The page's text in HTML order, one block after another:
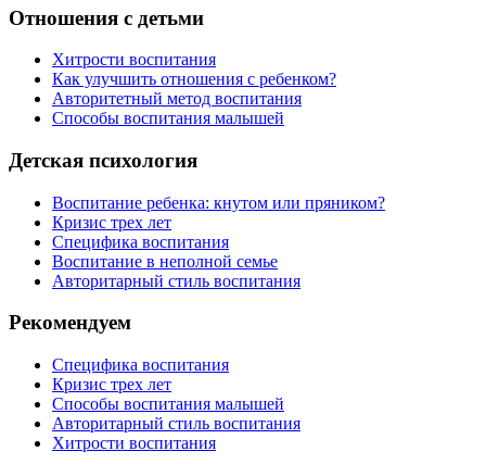
Отношения с детьми
Хитрости воспитания
Как улучшить отношения с ребенком?
Авторитетный метод воспитания
Способы воспитания малышей
Детская психология
Воспитание ребенка: кнутом или пряником?
Кризис трех лет
Специфика воспитания
Воспитание в неполной семье
Авторитарный стиль воспитания
Рекомендуем
Специфика воспитания
Кризис трех лет
Способы воспитания малышей
Авторитарный стиль воспитания
Хитрости воспитания